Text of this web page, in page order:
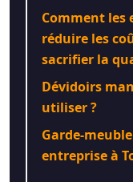
Comment les
réduire les
sacrifier la
Dévidoirs
utiliser ?
Garde-
entreprise à